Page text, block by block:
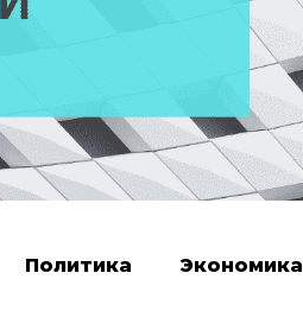
Политика Экономика